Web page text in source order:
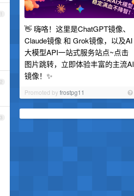
👋 嗨咯！这里是ChatGPT镜像、
Claude镜像 和 Grok镜像，以及AI
大模型API一站式服务站点~点击
图片跳转，立即体验丰富的主流AI
镜像！✨
Promoted byfrostpg11
1
2
3